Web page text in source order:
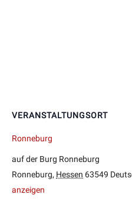
VERANSTALTUNGSORT
Ronneburg
auf der Burg Ronneburg
Ronneburg, Hessen 63549
anzeigen